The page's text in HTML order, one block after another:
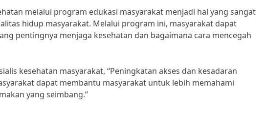
melalui program edukasi masyarakat menjadi hal yang sangat
hidup masyarakat. Melalui program ini, masyarakat dapat
pentingnya menjaga kesehatan dan bagaimana cara mencegah
kesehatan masyarakat, “Peningkatan akses dan kesadaran
dapat membantu masyarakat untuk lebih memahami
yang seimbang.”